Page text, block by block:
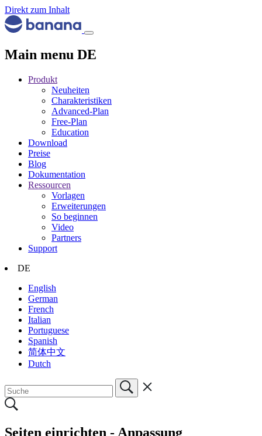
Direkt zum Inhalt
Main menu DE
Produkt
Neuheiten
Charakteristiken
Advanced-Plan
Free-Plan
Education
Download
Preise
Blog
Dokumentation
Ressourcen
Vorlagen
Erweiterungen
So beginnen
Video
Partners
Support
DE
English
German
French
Italian
Portuguese
Spanish
简体中文
Dutch
Seiten einrichten - Anpassung